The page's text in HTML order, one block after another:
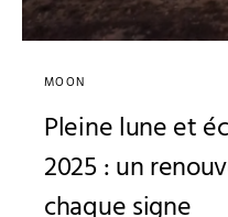
MOON
Pleine lune et
2025 : un
chaque signe